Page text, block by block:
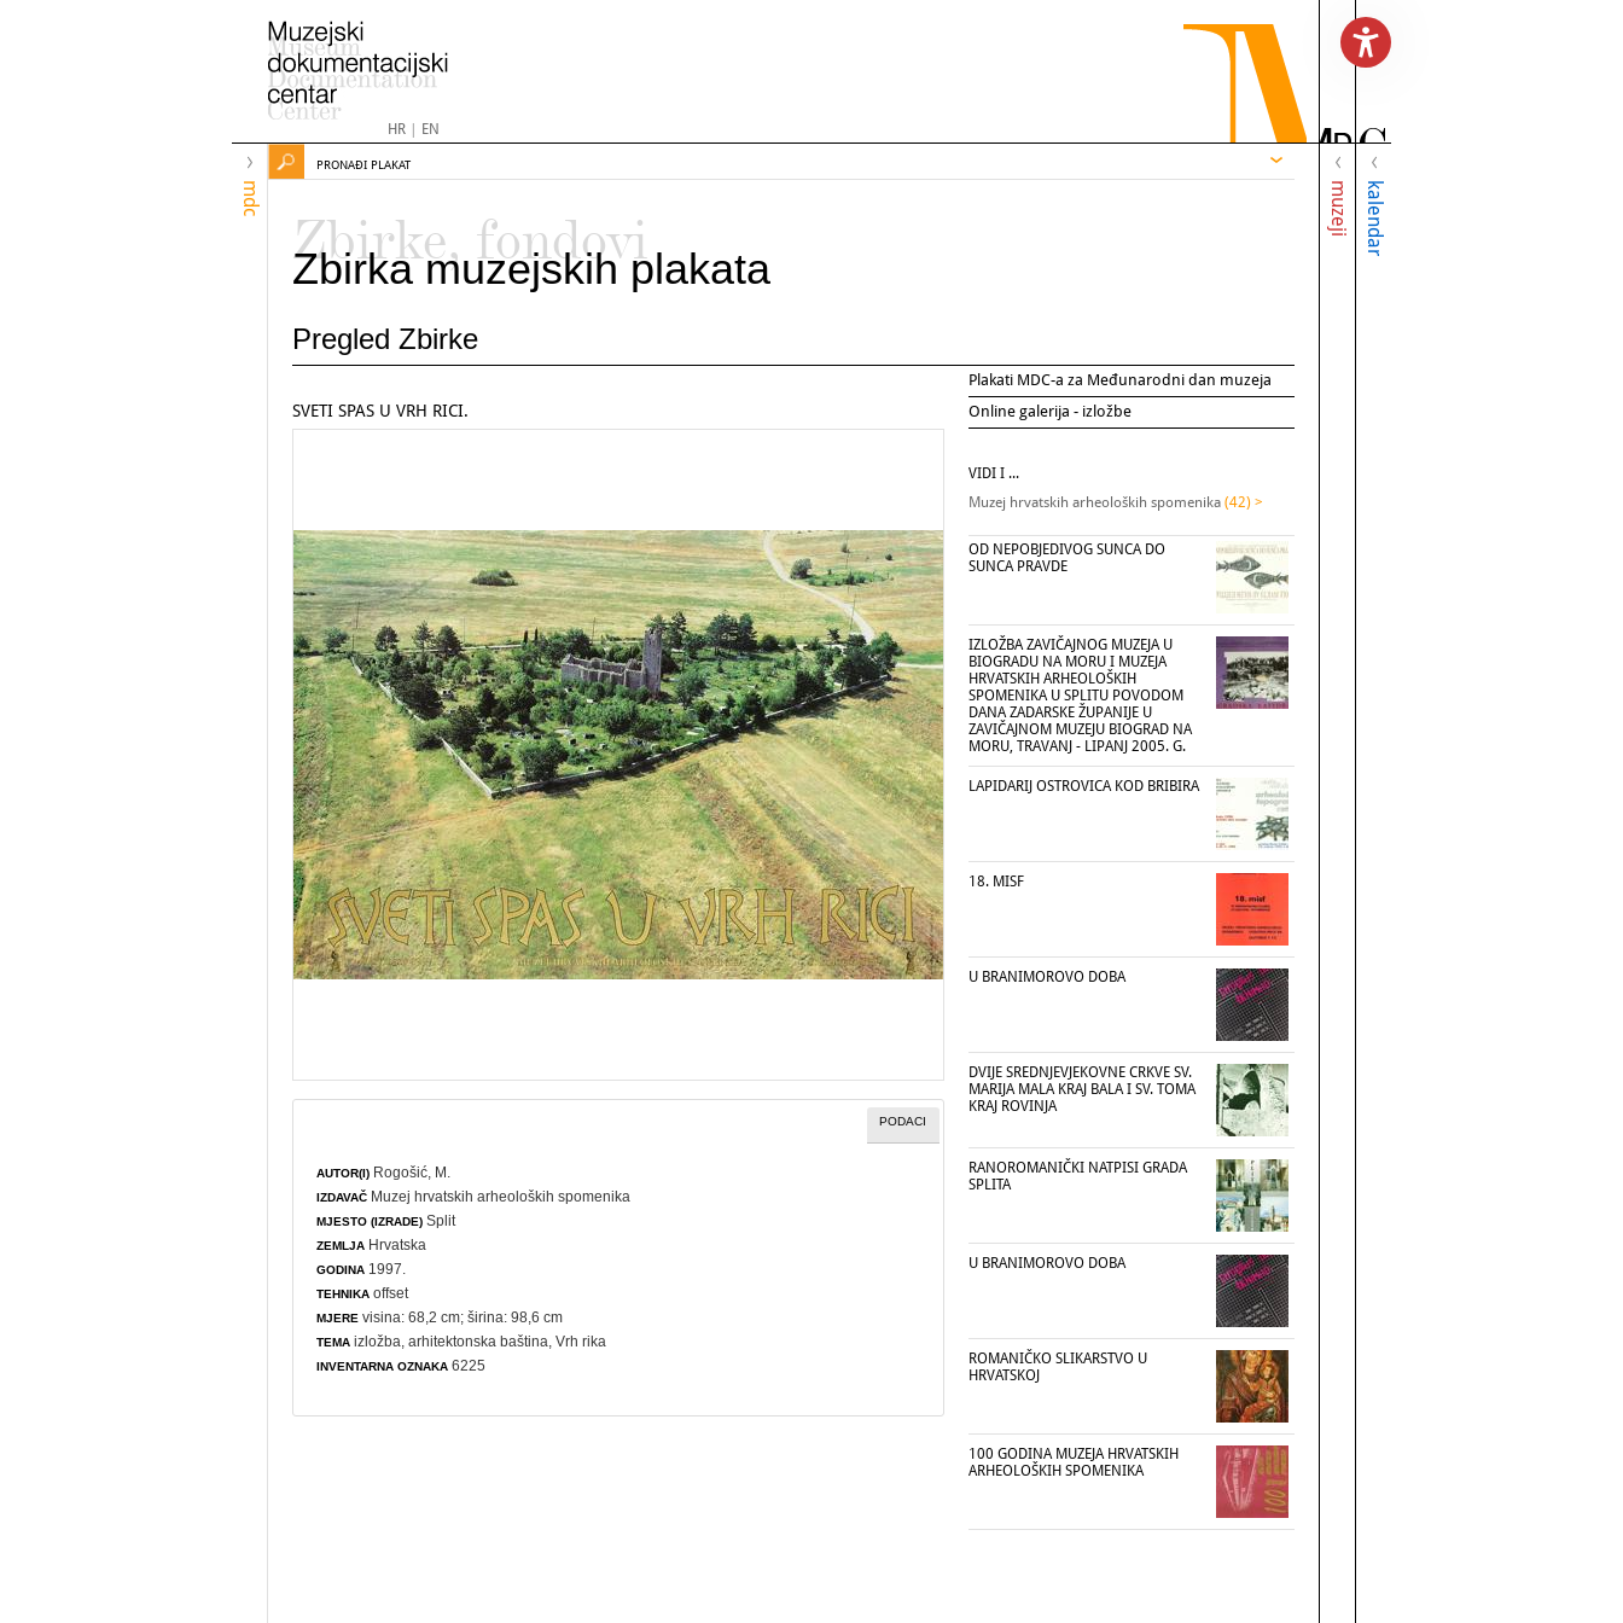
HR| EN
mdc muzeji kalendar
PRONAĐI PLAKAT
Zbirke, fondovi
Zbirka muzejskih plakata
Pregled Zbirke
Plakati MDC-a za Međunarodni dan muzeja
Online galerija - izložbe
SVETI SPAS U VRH RICI.
PODACI
AUTOR(I) Rogošić, M.
IZDAVAČ Muzej hrvatskih arheoloških spomenika
MJESTO (IZRADE) Split
ZEMLJA Hrvatska
GODINA 1997.
TEHNIKA offset
MJERE visina: 68,2 cm; širina: 98,6 cm
TEMA izložba ,arhitektonska baština , Vrh rika
INVENTARNA OZNAKA 6225
VIDI I ...
Muzej hrvatskih arheoloških spomenika (42) >
OD NEPOBJEDIVOG SUNCA DO
SUNCA PRAVDE
IZLOŽBA ZAVIČAJNOG MUZEJA U
BIOGRADU NA MORU I MUZEJA
HRVATSKIH ARHEOLOŠKIH
SPOMENIKA U SPLITU POVODOM
DANA ZADARSKE ŽUPANIJE U
ZAVIČAJNOM MUZEJU BIOGRAD NA
MORU, TRAVANJ - LIPANJ 2005. G.
LAPIDARIJ OSTROVICA KOD BRIBIRA
18. MISF
U BRANIMOROVO DOBA
DVIJE SREDNJEVJEKOVNE CRKVE SV.
MARIJA MALA KRAJ BALA I SV. TOMA
KRAJ ROVINJA
RANOROMANIČKI NATPISI GRADA
SPLITA
U BRANIMOROVO DOBA
ROMANIČKO SLIKARSTVO U
HRVATSKOJ
100 GODINA MUZEJA HRVATSKIH
ARHEOLOŠKIH SPOMENIKA